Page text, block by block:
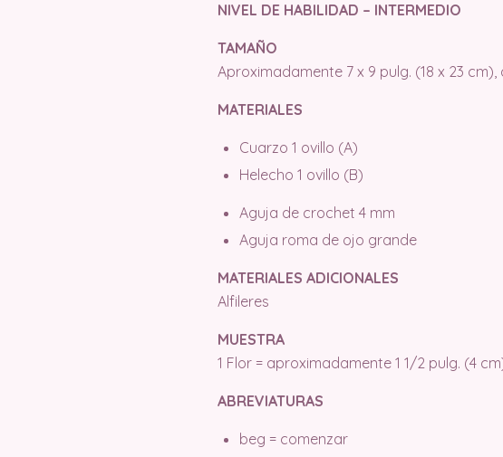
NIVEL DE HABILIDAD – INTERMEDIO
TAMAÑO
Aproximadamente 7 x 9 pulg. (18 x 23
MATERIALES
Cuarzo 1 ovillo (A)
Helecho 1 ovillo (B)
Aguja de crochet 4 mm
Aguja roma de ojo grande
MATERIALES ADICIONALES
Alfileres
MUESTRA
1 Flor = aproximadamente 1 1/2 pulg. (4
ABREVIATURAS
beg = comenzar